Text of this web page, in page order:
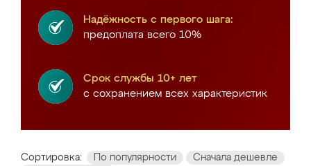
Надёжность с первого шага:
предоплата всего 10%
Срок службы 10+ лет
с сохранением всех характеристик
Сортировка: По популярности
Сначала дешевле